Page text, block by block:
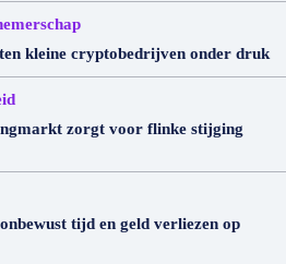
kleine cryptobedrijven onder druk
zorgt voor flinke stijging
tijd en geld verliezen op